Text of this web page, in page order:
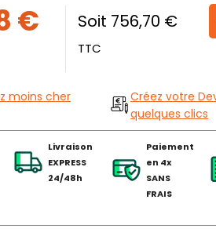
€ Soit 756,70 €
TTC
moins cher
Créez votre
quelques clics
Livraison
EXPRESS
24/48h
Paiement
en 4x
SANS
FRAIS